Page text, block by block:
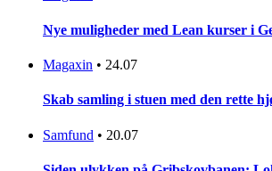
Nye muligheder med Lean kurser i
Magaxin • 24.07
Skab samling i stuen med den rette
Samfund • 20.07